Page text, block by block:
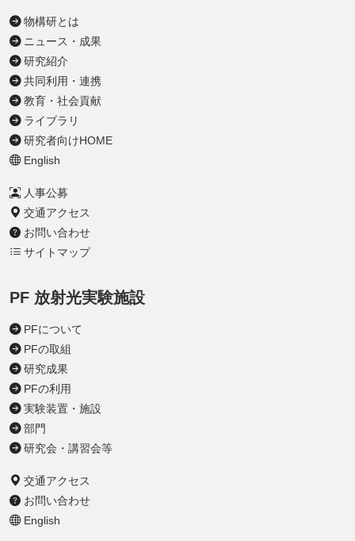
物構研とは
ニュース・成果
研究紹介
共同利用・連携
教育・社会貢献
ライブラリ
研究者向けHOME
English
人事公募
交通アクセス
お問い合わせ
サイトマップ
PF 放射光実験施設
PFについて
PFの取組
研究成果
PFの利用
実験装置・施設
部門
研究会・講習会等
交通アクセス
お問い合わせ
English